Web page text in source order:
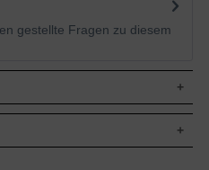
gestellte Fragen zu diesem
pimpinellifolia /